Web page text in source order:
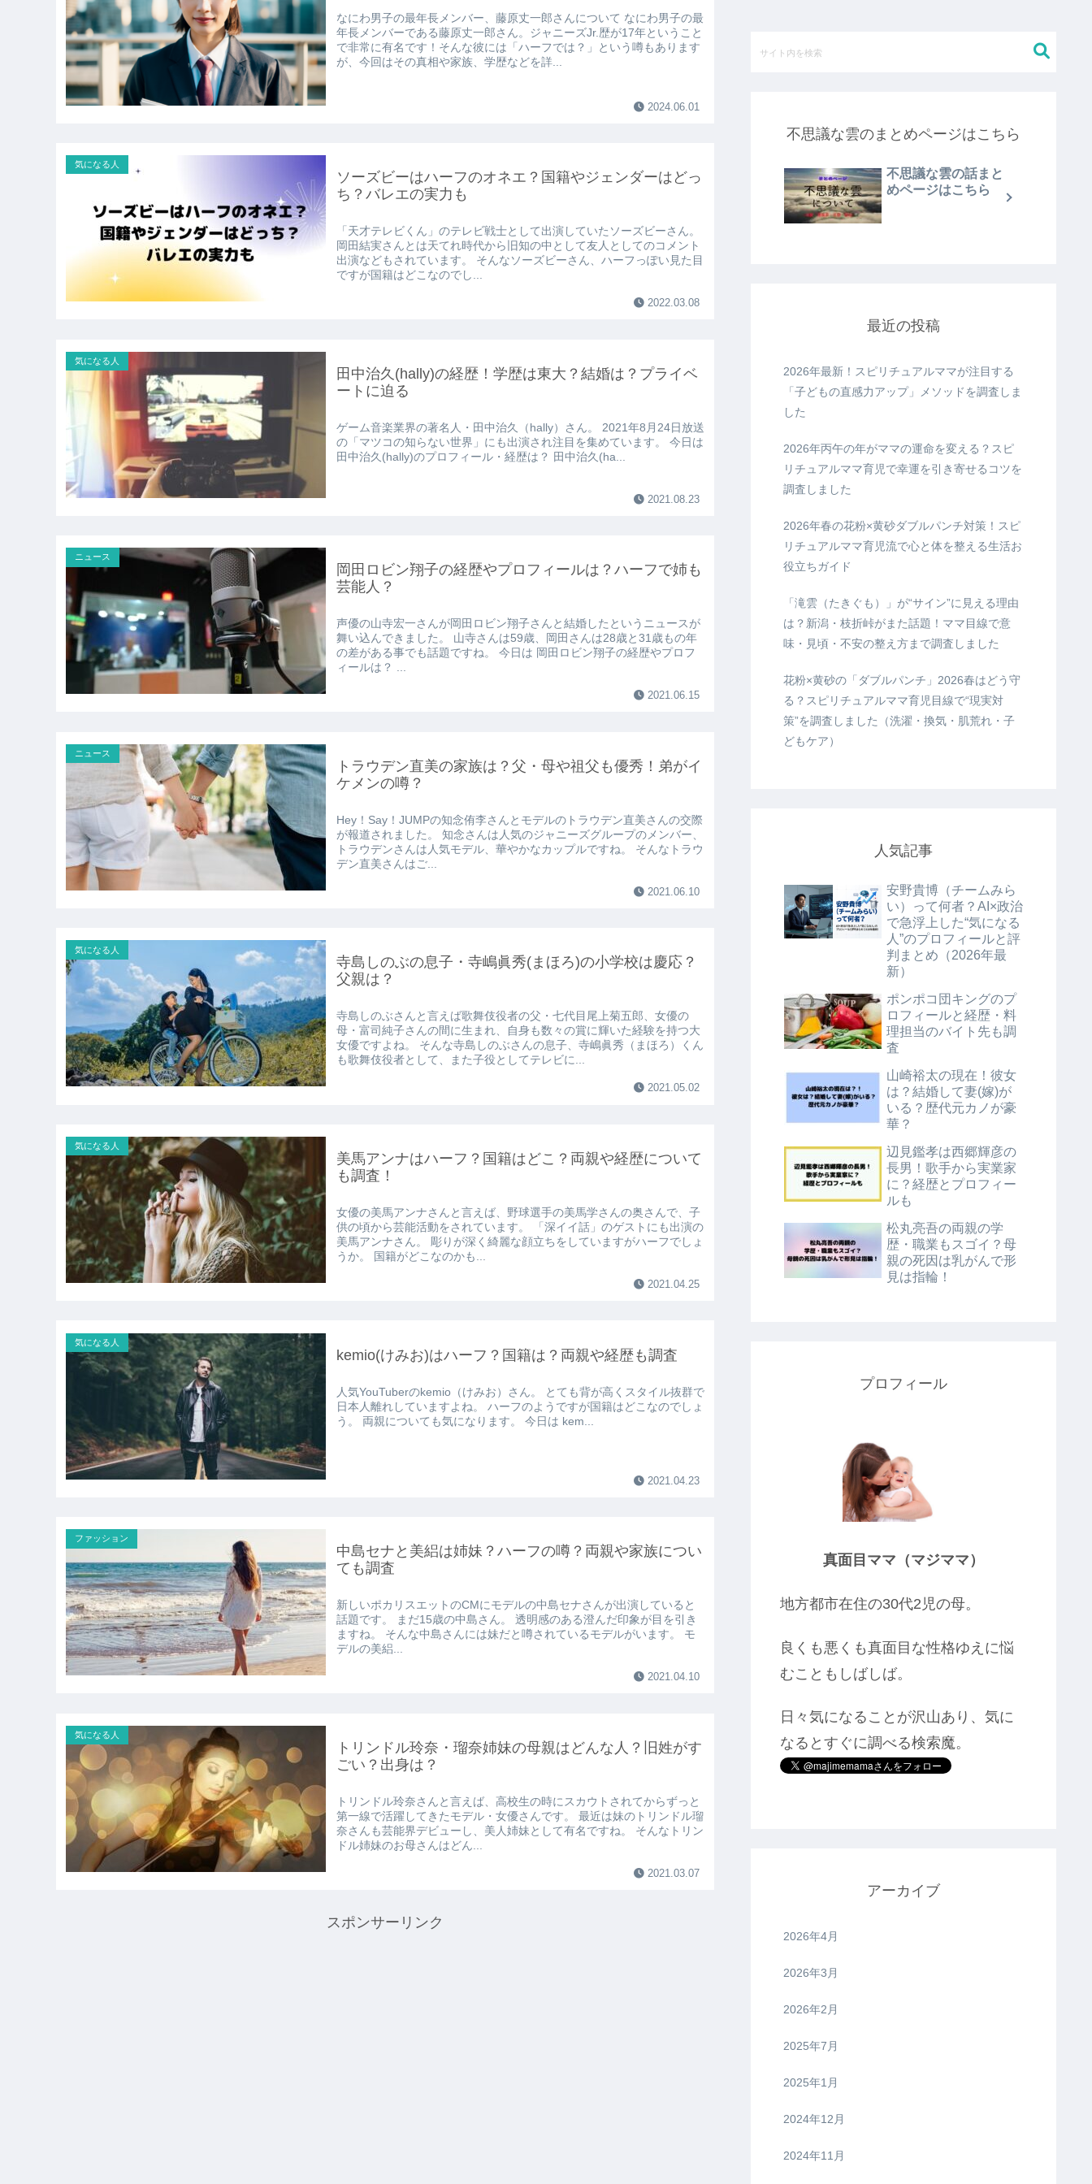
なにわ男子の最年長メンバー、藤原丈一郎さんについて なにわ男子の最
年長メンバーである藤原丈一郎さん。ジャニーズJr.歴が17年ということ
で非常に有名です！そんな彼には「ハーフでは？」という噂もあります
が、今回はその真相や家族、学歴などを詳...
2024.06.01
気になる人
ソーズビーはハーフのオネエ？国籍やジェンダーはどっ
ち？バレエの実力も
「天才テレビくん」のテレビ戦士として出演していたソーズビーさん。
岡田結実さんとは天てれ時代から旧知の中として友人としてのコメント
出演などもされています。 そんなソーズビーさん、ハーフっぽい見た目
ですが国籍はどこなのでし...
2022.03.08
気になる人
田中治久(hally)の経歴！学歴は東大？結婚は？プライベ
ートに迫る
ゲーム音楽業界の著名人・田中治久（hally）さん。 2021年8月24日放送
の「マツコの知らない世界」にも出演され注目を集めています。 今日は
田中治久(hally)のプロフィール・経歴は？ 田中治久(ha...
2021.08.23
ニュース
岡田ロビン翔子の経歴やプロフィールは？ハーフで姉も
芸能人？
声優の山寺宏一さんが岡田ロビン翔子さんと結婚したというニュースが
舞い込んできました。 山寺さんは59歳、岡田さんは28歳と31歳もの年
の差がある事でも話題ですね。 今日は 岡田ロビン翔子の経歴やプロフ
ィールは？ ...
2021.06.15
ニュース
トラウデン直美の家族は？父・母や祖父も優秀！弟がイ
ケメンの噂？
Hey！Say！JUMPの知念侑李さんとモデルのトラウデン直美さんの交際
が報道されました。 知念さんは人気のジャニーズグループのメンバー、
トラウデンさんは人気モデル、華やかなカップルですね。 そんなトラウ
デン直美さんはご...
2021.06.10
気になる人
寺島しのぶの息子・寺嶋眞秀(まほろ)の小学校は慶応？
父親は？
寺島しのぶさんと言えば歌舞伎役者の父・七代目尾上菊五郎、女優の
母・富司純子さんの間に生まれ、自身も数々の賞に輝いた経験を持つ大
女優ですよね。 そんな寺島しのぶさんの息子、寺嶋眞秀（まほろ）くん
も歌舞伎役者として、また子役としてテレビに...
2021.05.02
気になる人
美馬アンナはハーフ？国籍はどこ？両親や経歴について
も調査！
女優の美馬アンナさんと言えば、野球選手の美馬学さんの奥さんで、子
供の頃から芸能活動をされています。 「深イイ話」のゲストにも出演の
美馬アンナさん。 彫りが深く綺麗な顔立ちをしていますがハーフでしょ
うか。 国籍がどこなのかも...
2021.04.25
気になる人
kemio(けみお)はハーフ？国籍は？両親や経歴も調査
人気YouTuberのkemio（けみお）さん。 とても背が高くスタイル抜群で
日本人離れしていますよね。 ハーフのようですが国籍はどこなのでしょ
う。 両親についても気になります。 今日は kem...
2021.04.23
ファッション
中島セナと美絽は姉妹？ハーフの噂？両親や家族につい
ても調査
新しいポカリスエットのCMにモデルの中島セナさんが出演していると
話題です。 まだ15歳の中島さん。 透明感のある澄んだ印象が目を引き
ますね。 そんな中島さんには妹だと噂されているモデルがいます。 モ
デルの美絽...
2021.04.10
気になる人
トリンドル玲奈・瑠奈姉妹の母親はどんな人？旧姓がす
ごい？出身は？
トリンドル玲奈さんと言えば、高校生の時にスカウトされてからずっと
第一線で活躍してきたモデル・女優さんです。 最近は妹のトリンドル瑠
奈さんも芸能界デビューし、美人姉妹として有名ですね。 そんなトリン
ドル姉妹のお母さんはどん...
2021.03.07
スポンサーリンク
不思議な雲のまとめページはこちら
不思議な雲の話まと
めページはこちら
最近の投稿
2026年最新！スピリチュアルママが注目する
「子どもの直感力アップ」メソッドを調査しま
した
2026年丙午の年がママの運命を変える？スピ
リチュアルママ育児で幸運を引き寄せるコツを
調査しました
2026年春の花粉×黄砂ダブルパンチ対策！スピ
リチュアルママ育児流で心と体を整える生活お
役立ちガイド
「滝雲（たきぐも）」が“サイン”に見える理由
は？新潟・枝折峠がまた話題！ママ目線で意
味・見頃・不安の整え方まで調査しました
花粉×黄砂の「ダブルパンチ」2026春はどう守
る？スピリチュアルママ育児目線で“現実対
策”を調査しました（洗濯・換気・肌荒れ・子
どもケア）
人気記事
安野貴博（チームみら
い）って何者？AI×政治
で急浮上した“気になる
人”のプロフィールと評
判まとめ（2026年最
新）
ポンポコ団キングのプ
ロフィールと経歴・料
理担当のバイト先も調
査
山崎裕太の現在！彼女
は？結婚して妻(嫁)が
いる？歴代元カノが豪
華？
辺見鑑孝は西郷輝彦の
長男！歌手から実業家
に？経歴とプロフィー
ルも
松丸亮吾の両親の学
歴・職業もスゴイ？母
親の死因は乳がんで形
見は指輪！
プロフィール
真面目ママ（マジママ）
地方都市在住の30代2児の母。
良くも悪くも真面目な性格ゆえに悩
むこともしばしば。
日々気になることが沢山あり、気に
なるとすぐに調べる検索魔。
アーカイブ
2026年4月
2026年3月
2026年2月
2025年7月
2025年1月
2024年12月
2024年11月